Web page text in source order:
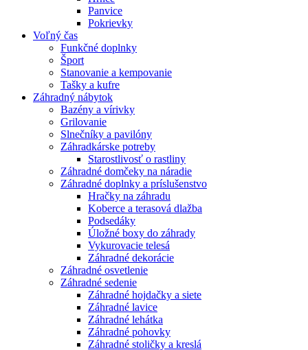
Panvice
Pokrievky
Voľný čas
Funkčné doplnky
Šport
Stanovanie a kempovanie
Tašky a kufre
Záhradný nábytok
Bazény a vírivky
Grilovanie
Slnečníky a pavilóny
Záhradkárske potreby
Starostlivosť o rastliny
Záhradné domčeky na náradie
Záhradné doplnky a príslušenstvo
Hračky na záhradu
Koberce a terasová dlažba
Podsedáky
Úložné boxy do záhrady
Vykurovacie telesá
Záhradné dekorácie
Záhradné osvetlenie
Záhradné sedenie
Záhradné hojdačky a siete
Záhradné lavice
Záhradné lehátka
Záhradné pohovky
Záhradné stoličky a kreslá